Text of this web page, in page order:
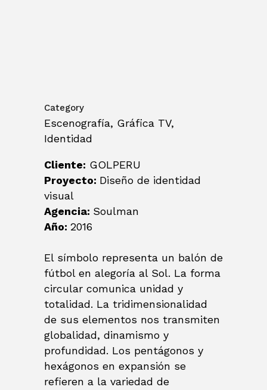
Category
Escenografía, Gráfica TV,
Identidad
Cliente: GOLPERU
Proyecto: Diseño de identidad
visual
Agencia: Soulman
Año: 2016
El símbolo representa un balón de
fútbol en alegoría al Sol. La forma
circular comunica unidad y
totalidad. La tridimensionalidad
de sus elementos nos transmiten
globalidad, dinamismo y
profundidad. Los pentágonos y
hexágonos en expansión se
refieren a la variedad de